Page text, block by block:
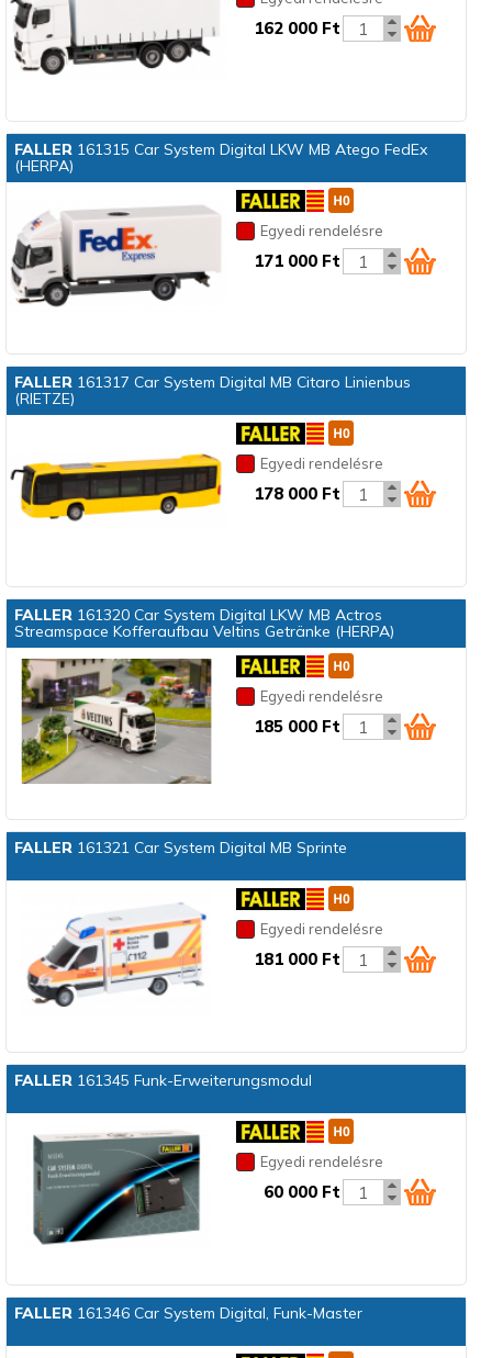
162 000 Ft
FALLER161315 Car System Digital LKW MB Atego FedEx
(HERPA)
Egyedi rendelésre
171 000 Ft
FALLER161317 Car System Digital MB Citaro Linienbus
(RIETZE)
Egyedi rendelésre
178 000 Ft
FALLER161320 Car System Digital LKW MB Actros
Streamspace Kofferaufbau Veltins Getränke (HERPA)
Egyedi rendelésre
185 000 Ft
FALLER161321 Car System Digital MB Sprinte
Egyedi rendelésre
181 000 Ft
FALLER161345 Funk-Erweiterungsmodul
Egyedi rendelésre
60 000 Ft
FALLER161346 Car System Digital, Funk-Master